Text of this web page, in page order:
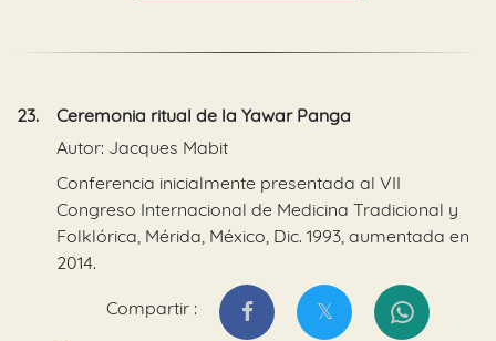
23.
Ceremonia ritual de la Yawar Panga
Autor: Jacques Mabit
Conferencia inicialmente presentada al VII
Congreso Internacional de Medicina Tradicional y
Folklórica, Mérida, México, Dic. 1993, aumentada en
2014.
Compartir :